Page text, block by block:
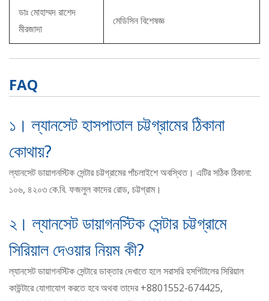
ডাঃ মোহাম্মদ রাশেদ
মীরজাদা
মেডিসিন বিশেষজ্ঞ
FAQ
১। ল্যানসেট হাসপাতাল চট্টগ্রামের ঠিকানা
কোথায়?
ল্যানসেট ডায়াগনস্টিক সেন্টার চট্টগ্রামের পাঁচলাইশে অবস্থিত। এটির সঠিক ঠিকানা:
১০৬, ৪২০৩ কে.বি. ফজলুল কাদের রোড, চট্টগ্রাম।
২। ল্যানসেট ডায়াগনস্টিক সেন্টার চট্টগ্রামে
সিরিয়াল দেওয়ার নিয়ম কী?
ল্যানসেট ডায়াগনস্টিক সেন্টারে ডাক্তার দেখাতে হলে সরাসরি হসপিটালের সিরিয়াল
কাউন্টারে যোগাযোগ করতে হবে অথবা তাদের +8801552-674425,